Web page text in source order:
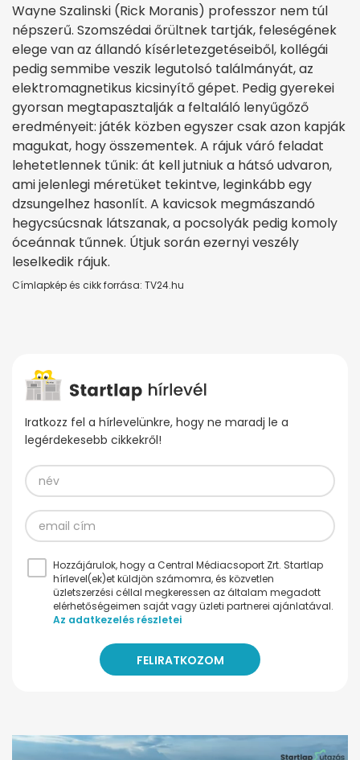
Wayne Szalinski (Rick Moranis) professzor nem túl
népszerű. Szomszédai őrültnek tartják, feleségének
elege van az állandó kísérletezgetéseiből, kollégái
pedig semmibe veszik legutolsó találmányát, az
elektromagnetikus kicsinyítő gépet. Pedig gyerekei
gyorsan megtapasztalják a feltaláló lenyűgőző
eredményeit: játék közben egyszer csak azon kapják
magukat, hogy összementek. A rájuk váró feladat
lehetetlennek tűnik: át kell jutniuk a hátsó udvaron,
ami jelenlegi méretüket tekintve, leginkább egy
dzsungelhez hasonlít. A kavicsok megmászandó
hegycsúcsnak látszanak, a pocsolyák pedig komoly
óceánnak tűnnek. Útjuk során ezernyi veszély
leselkedik rájuk.
Címlapkép és cikk forrása: TV24.hu
Iratkozz fel a hírlevelünkre, hogy ne maradj le a
legérdekesebb cikkekről!
Hozzájárulok, hogy a Central Médiacsoport Zrt. Startlap
hírlevel(ek)et küldjön számomra, és közvetlen
üzletszerzési céllal megkeressen az általam megadott
elérhetőségeimen saját vagy üzleti partnerei ajánlatával.
Az adatkezelés részletei